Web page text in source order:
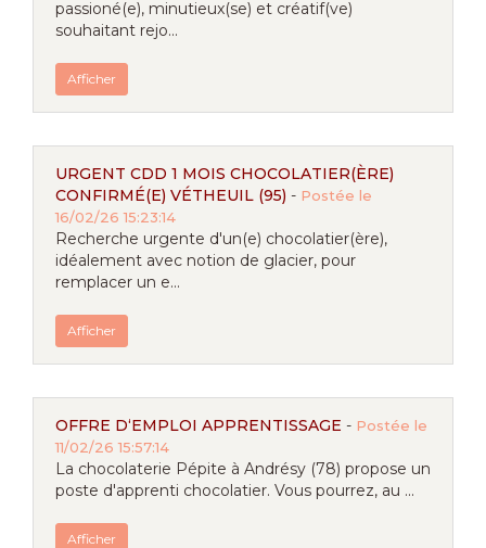
passioné(e), minutieux(se) et créatif(ve)
souhaitant rejo...
Afficher
URGENT CDD 1 MOIS CHOCOLATIER(ÈRE)
CONFIRMÉ(E) VÉTHEUIL (95) - Postée le
16/02/26 15:23:14
Recherche urgente d'un(e) chocolatier(ère),
idéalement avec notion de glacier, pour
remplacer un e...
Afficher
OFFRE D‘EMPLOI APPRENTISSAGE - Postée le
11/02/26 15:57:14
La chocolaterie Pépite à Andrésy (78) propose un
poste d'apprenti chocolatier. Vous pourrez, au ...
Afficher